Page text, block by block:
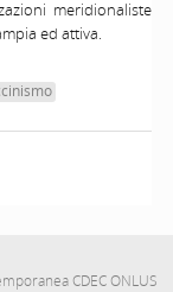
meridionaliste
ed attiva.
CDEC ONLUS